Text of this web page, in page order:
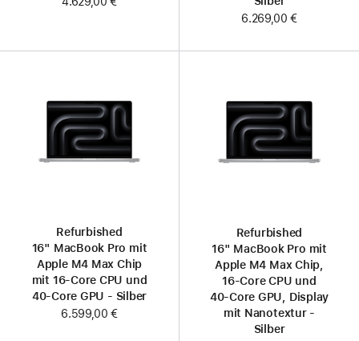
6.269,00 €
Refurbished
16" MacBook Pro mit
Apple M4 Max Chip
mit 16‑Core CPU und
40‑Core GPU - Silber
6.599,00 €
Refurbished
16" MacBook Pro mit
Apple M4 Max Chip,
16‑Core CPU und
40‑Core GPU, Display
mit Nanotextur -
Silber